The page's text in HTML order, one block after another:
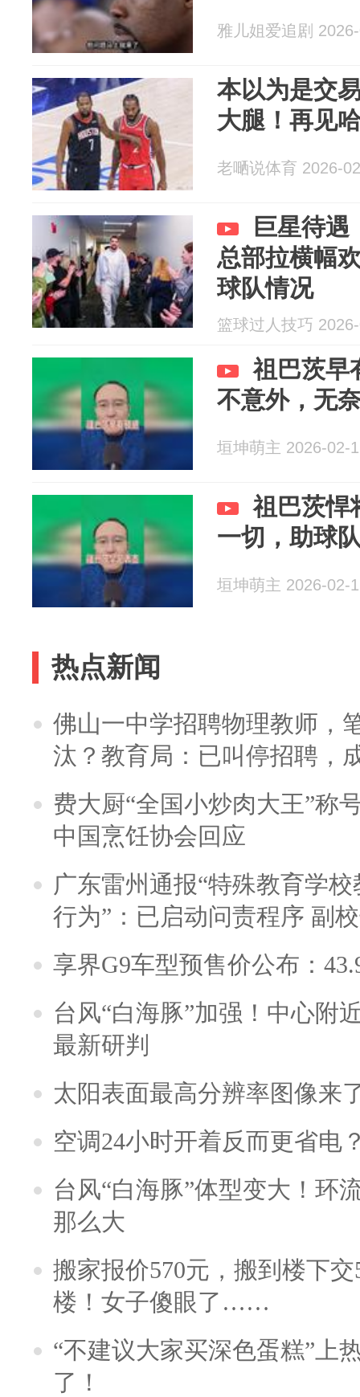
雅儿姐爱追剧
本以为是交
大腿！再见
老嗮说体育 2026-
巨星待遇
总部拉横幅
球队情况
篮球过人技巧
祖巴茨早
不意外，无
垣坤萌主 2026-02-
祖巴茨悍
一切，助球
垣坤萌主 2026-02-
热点新闻
佛山一中学招聘物理教师，
汰？教育局：已叫停招聘，
费大厨“全国小炒肉大王”称
中国烹饪协会回应
广东雷州通报“特殊教育学
行为”：已启动问责程序 副
享界G9车型预售价公布：
台风“白海豚”加强！中心附
最新研判
太阳表面最高分辨率图像来
空调24小时开着反而更省电
台风“白海豚”体型变大！环
那么大
搬家报价570元，搬到楼下
楼！女子傻眼了……
“不建议大家买深色蛋糕”上
了！